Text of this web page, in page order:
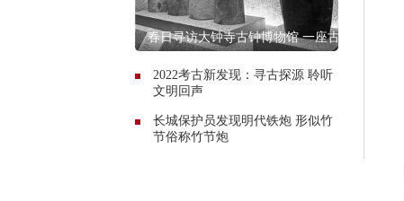
春日寻访大钟寺古钟博物馆 一座古
2022考古新发现：寻古探源 聆听
文明回声
长城保护员发现明代铁炮 形似竹
节俗称竹节炮